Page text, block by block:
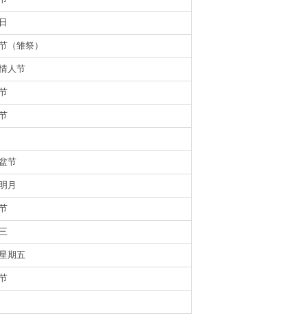
（雏祭）
人节
节
月
期五